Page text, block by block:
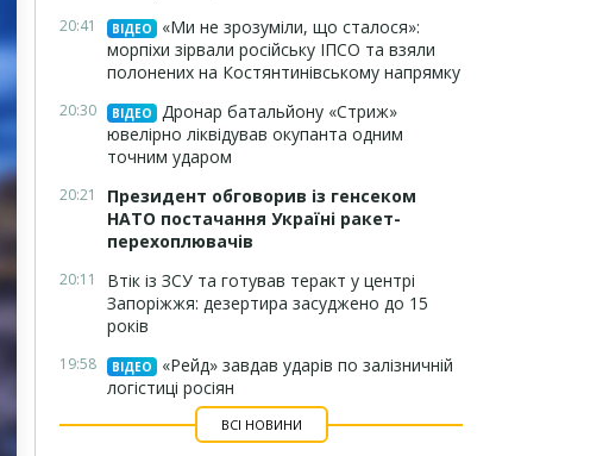
20:41 ВІДЕО
«Ми не зрозуміли, що сталося»:
морпіхи зірвали російську ІПСО та взяли
полонених на Костянтинівському напрямку
20:30 ВІДЕО
Дронар батальйону «Стриж»
ювелірно ліквідував окупанта одним
точним ударом
20:21
Президент обговорив із генсеком
НАТО постачання Україні ракет-
перехоплювачів
20:11
Втік із ЗСУ та готував теракт у центрі
Запоріжжя: дезертира засуджено до 15
років
19:58 ВІДЕО
«Рейд» завдав ударів по залізничній
логістиці росіян
ВСІ НОВИНИ